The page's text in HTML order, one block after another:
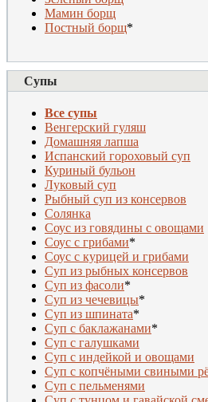
Мамин борщ
Постный борщ*
Супы
Все супы
Венгерский гуляш
Домашняя лапша
Испанский гороховый суп
Куриный бульон
Луковый суп
Рыбный суп из консервов
Солянка
Соус из говядины с овощами
Соус с грибами*
Соус с курицей и грибами
Суп из рыбных консервов
Суп из фасоли*
Суп из чечевицы*
Суп из шпината*
Суп с баклажанами*
Суп с галушками
Суп с индейкой и овощами
Суп с копчёными свиными
Суп с пельменями